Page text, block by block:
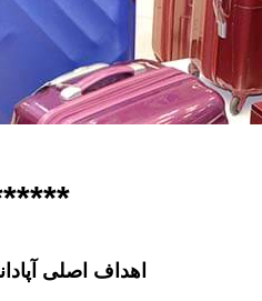
اهداف اصلی